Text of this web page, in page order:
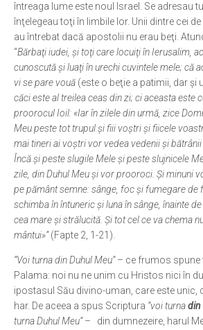
întreaga lume este noul Israel. Se adresau
înţelegeau toţi în limbile lor. Unii dintre cei
au întrebat dacă apostolii nu erau beţi.
“Bărbaţi iudei, şi toţi care locuiţi în Ierusalim,
cunoscută şi luaţi în urechi cuvintele mele; că
vi se pare vouă (este o beţie a patimii, dar şi
căci este al treilea ceas din zi; ci aceasta este
proorocul Ioil: «Iar în zilele din urmă, zice
Meu peste tot trupul şi fiii voştri şi fiicele
mai tineri ai voştri vor vedea vedenii şi
Încă şi peste slugile Mele şi peste slujnicele
zile, din Duhul Meu şi vor prooroci. Şi minuni
pe pământ semne: sânge, foc şi fumegare de
schimba în întuneric şi luna în sânge, înainte
cea mare şi strălucită. Şi tot cel ce va chema
mântui»”(Fapte 2, 1-21).
“Voi turna din Duhul Meu”– ce frumos spune
Palama: noi nu ne unim cu Hristos nici în
ipostasul Său divino-uman, care este unic,
har. De aceea a spus Scriptura “voi turnadin
turna Duhul Meu”– din dumnezeire, harul